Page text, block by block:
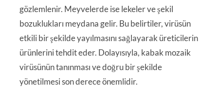
gözlemlenir. Meyvelerde ise lekeler ve şekil
bozuklukları meydana gelir. Bu belirtiler, virüsün
etkili bir şekilde yayılmasını sağlayarak üreticilerin
ürünlerini tehdit eder. Dolayısıyla, kabak mozaik
virüsünün tanınması ve doğru bir şekilde
yönetilmesi son derece önemlidir.